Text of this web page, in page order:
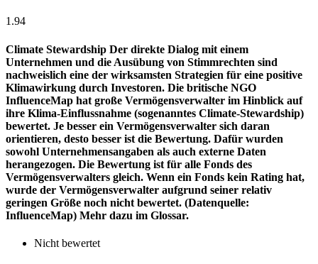
1.94
Climate Stewardship Der direkte Dialog mit einem
Unternehmen und die Ausübung von Stimmrechten sind
nachweislich eine der wirksamsten Strategien für eine positive
Klimawirkung durch Investoren. Die britische NGO
InfluenceMap hat große Vermögensverwalter im Hinblick auf
ihre Klima-Einflussnahme (sogenanntes Climate-Stewardship)
bewertet. Je besser ein Vermögensverwalter sich daran
orientieren, desto besser ist die Bewertung. Dafür wurden
sowohl Unternehmensangaben als auch externe Daten
herangezogen. Die Bewertung ist für alle Fonds des
Vermögensverwalters gleich. Wenn ein Fonds kein Rating hat,
wurde der Vermögensverwalter aufgrund seiner relativ
geringen Größe noch nicht bewertet. (Datenquelle:
InfluenceMap) Mehr dazu im Glossar.
Nicht bewertet